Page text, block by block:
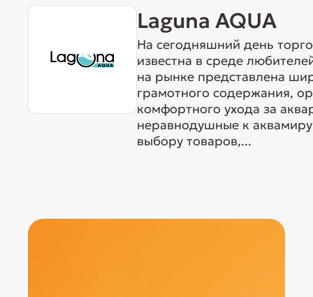
Laguna AQUA
На сегодняшний день
известна в среде
на рынке представлена
грамотного содержания,
комфортного ухода за
неравнодушные к
выбору товаров,...